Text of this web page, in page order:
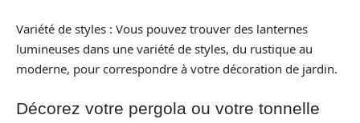
Variété de styles : Vous pouvez trouver des lanternes
lumineuses dans une variété de styles, du rustique au
moderne, pour correspondre à votre décoration de jardin.
Décorez votre pergola ou votre tonnelle